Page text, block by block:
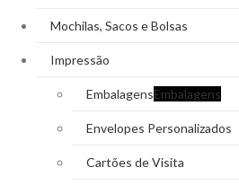
Mochilas, Sacos e Bolsas
Impressão
EmbalagensEmbalagens
Envelopes Personalizados
Cartões de Visita